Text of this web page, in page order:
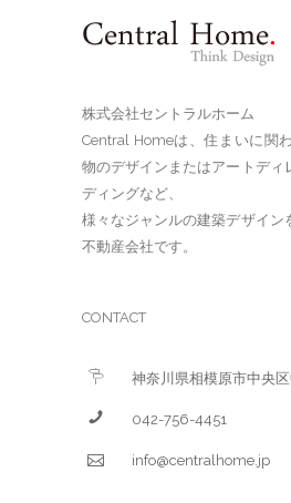
株式会社セントラルホーム
Central Homeは、住まいに関
物のデザインまたはアートディ
ディングなど、
様々なジャンルの建築デザイン
不動産会社です。
CONTACT
神奈川県相模原市中央
042-756-4451
info@centralhome.jp